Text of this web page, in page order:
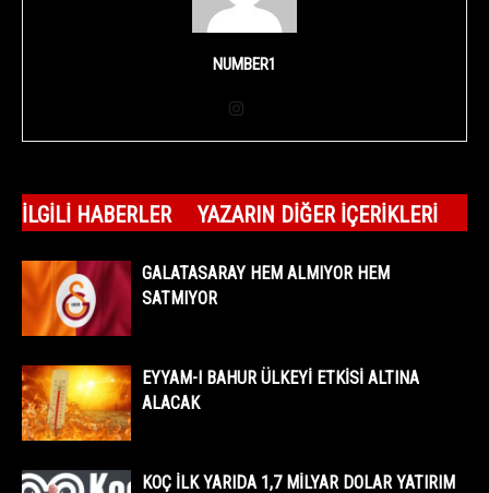
NUMBER1
İLGILI HABERLER YAZARIN DIĞER İÇERIKLERI
GALATASARAY HEM ALMIYOR HEM
SATMIYOR
EYYAM-I BAHUR ÜLKEYİ ETKİSİ ALTINA
ALACAK
KOÇ İLK YARIDA 1,7 MİLYAR DOLAR YATIRIM